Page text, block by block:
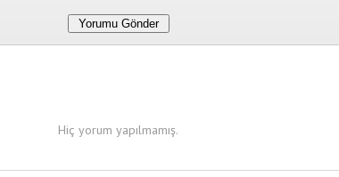
Hiç yorum yapılmamış.